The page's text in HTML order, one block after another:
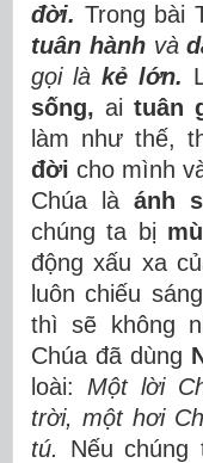
đời. Trong bài
tuân hànhvà
gọi là kẻ lớn.
sống, aituân
làm như thế,
đời cho mình
Chúa là ánh
chúng ta bị
động xấu xa
luôn chiếu
thì sẽ không
Chúa đã dùng
loài: Một lời
trời, một hơi
tú.
Nếu chúng